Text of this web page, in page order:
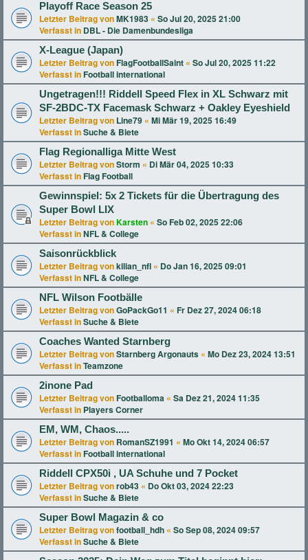
Playoff Race Season 25
Letzter Beitrag vonMK1983 « So Jul 20, 2025 21:00
Verfasst in DBL - Die Damenbundesliga
X-League (Japan)
Letzter Beitrag von FlagFootballSaint « So Jul 20, 2025 11:22
Verfasst in Football international
Ungetragen!!! Riddell Speed Flex in XL Schwarz mit
SF-2BDC-TX Facemask Schwarz + Oakley Eyeshield
Letzter Beitrag von Line79 « Mi Mär 19, 2025 16:49
Verfasst inSuche & Biete
Flag Regionalliga Mitte West
Letzter Beitrag vonStorm « Di Mär 04, 2025 10:33
Verfasst in Flag Football
Gewinnspiel: 5x 2 Tickets für die Übertragung des
Super Bowl LIX
Letzter Beitrag vonKarsten « So Feb 02, 2025 22:06
Verfasst inNFL & College
Saisonrückblick
Letzter Beitrag vonkilian_nfl « Do Jan 16, 2025 09:01
Verfasst inNFL & College
NFL Wilson Footbälle
Letzter Beitrag vonGoPackGo11 « Fr Dez 27, 2024 06:18
Verfasst inSuche & Biete
Coaches Wanted Starnberg
Letzter Beitrag vonStarnberg Argonauts « Mo Dez 23, 2024 13:51
Verfasst inTeamzone
2inone Pad
Letzter Beitrag von Footballoma « Sa Dez 21, 2024 11:35
Verfasst in Players Corner
EM, WM, Chaos.....
Letzter Beitrag von RomanSZ1991 « Mo Okt 14, 2024 06:57
Verfasst in Football international
Riddell CPX50i , UA Schuhe und 7 Pocket
Letzter Beitrag vonrob43 « Do Okt 03, 2024 22:23
Verfasst inSuche & Biete
Super Bowl Magazin & co
Letzter Beitrag vonfootball_hdh « So Sep 08, 2024 09:57
Verfasst inSuche & Biete